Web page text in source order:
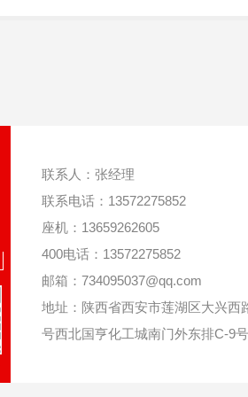
联系人：张经理
联系电话：13572275852
座机：13659262605
400电话：13572275852
邮箱：734095037@qq.com
地址：陕西省西安市莲湖区大兴西
号西北国亨化工城南门外东排C-9号